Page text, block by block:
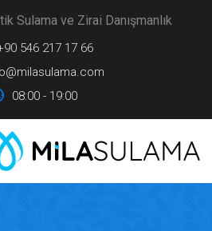
Sulama ve Zirai Danışmanlık
546 217 17 66
08:00 - 19:00